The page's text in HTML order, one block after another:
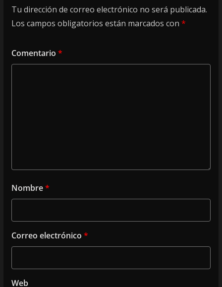
Tu dirección de correo electrónico no será publicada.
Los campos obligatorios están marcados con *
Comentario *
Nombre*
Correo electrónico *
Web